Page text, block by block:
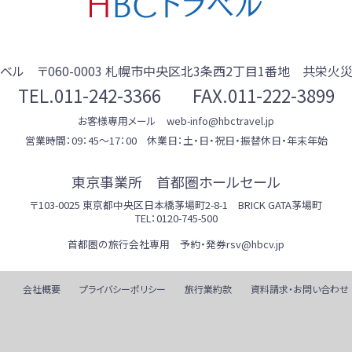
ル 〒060-0003 札幌市中央区北3条西2丁目1番地 共栄火災
TEL.011-242-3366 FAX.011-222-3899
お客様専用メール web-info@hbctravel.jp
営業時間：09：45～17：00 休業日：土・日・祝日・振替休日・年末年始
東京事業所 首都圏ホールセール
〒103-0025 東京都中央区日本橋茅場町2-8-1 BRICK GATA茅場町
TEL：0120-745-500
首都圏の旅行会社専用 予約・発券rsv@hbcv.jp
会社概要 プライバシーポリシー 旅行業約款 資料請求・お問い合わせ